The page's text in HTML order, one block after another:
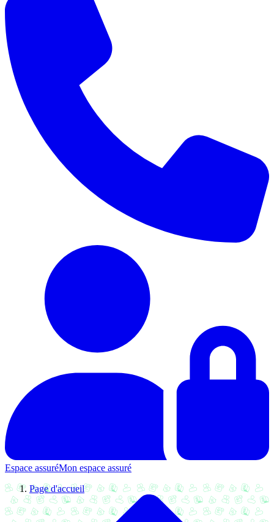
Espace assuréMon espace assuré
Page d'accueil